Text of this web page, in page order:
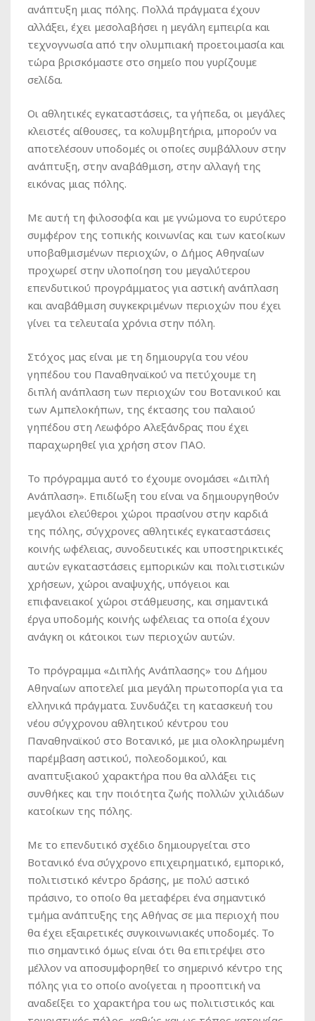
ανάπτυξη μιας πόλης. Πολλά πράγματα έχουν
αλλάξει, έχει μεσολαβήσει η μεγάλη εμπειρία και
τεχνογνωσία από την ολυμπιακή προετοιμασία και
τώρα βρισκόμαστε στο σημείο που γυρίζουμε
σελίδα.
Οι αθλητικές εγκαταστάσεις, τα γήπεδα, οι μεγάλες
κλειστές αίθουσες, τα κολυμβητήρια, μπορούν να
αποτελέσουν υποδομές οι οποίες συμβάλλουν στην
ανάπτυξη, στην αναβάθμιση, στην αλλαγή της
εικόνας μιας πόλης.
Με αυτή τη φιλοσοφία και με γνώμονα το ευρύτερο
συμφέρον της τοπικής κοινωνίας και των κατοίκων
υποβαθμισμένων περιοχών, ο Δήμος Αθηναίων
προχωρεί στην υλοποίηση του μεγαλύτερου
επενδυτικού προγράμματος για αστική ανάπλαση
και αναβάθμιση συγκεκριμένων περιοχών που έχει
γίνει τα τελευταία χρόνια στην πόλη.
Στόχος μας είναι με τη δημιουργία του νέου
γηπέδου του Παναθηναϊκού να πετύχουμε τη
διπλή ανάπλαση των περιοχών του Βοτανικού και
των Αμπελοκήπων, της έκτασης του παλαιού
γηπέδου στη Λεωφόρο Αλεξάνδρας που έχει
παραχωρηθεί για χρήση στον ΠΑΟ.
Το πρόγραμμα αυτό το έχουμε ονομάσει «Διπλή
Ανάπλαση». Επιδίωξη του είναι να δημιουργηθούν
μεγάλοι ελεύθεροι χώροι πρασίνου στην καρδιά
της πόλης, σύγχρονες αθλητικές εγκαταστάσεις
κοινής ωφέλειας, συνοδευτικές και υποστηρικτικές
αυτών εγκαταστάσεις εμπορικών και πολιτιστικών
χρήσεων, χώροι αναψυχής, υπόγειοι και
επιφανειακοί χώροι στάθμευσης, και σημαντικά
έργα υποδομής κοινής ωφέλειας τα οποία έχουν
ανάγκη οι κάτοικοι των περιοχών αυτών.
Το πρόγραμμα «Διπλής Ανάπλασης» του Δήμου
Αθηναίων αποτελεί μια μεγάλη πρωτοπορία για τα
ελληνικά πράγματα. Συνδυάζει τη κατασκευή του
νέου σύγχρονου αθλητικού κέντρου του
Παναθηναϊκού στο Βοτανικό, με μια ολοκληρωμένη
παρέμβαση αστικού, πολεοδομικού, και
αναπτυξιακού χαρακτήρα που θα αλλάξει τις
συνθήκες και την ποιότητα ζωής πολλών χιλιάδων
κατοίκων της πόλης.
Με το επενδυτικό σχέδιο δημιουργείται στο
Βοτανικό ένα σύγχρονο επιχειρηματικό, εμπορικό,
πολιτιστικό κέντρο δράσης, με πολύ αστικό
πράσινο, το οποίο θα μεταφέρει ένα σημαντικό
τμήμα ανάπτυξης της Αθήνας σε μια περιοχή που
θα έχει εξαιρετικές συγκοινωνιακές υποδομές. Το
πιο σημαντικό όμως είναι ότι θα επιτρέψει στο
μέλλον να αποσυμφορηθεί το σημερινό κέντρο της
πόλης για το οποίο ανοίγεται η προοπτική να
αναδείξει το χαρακτήρα του ως πολιτιστικός και